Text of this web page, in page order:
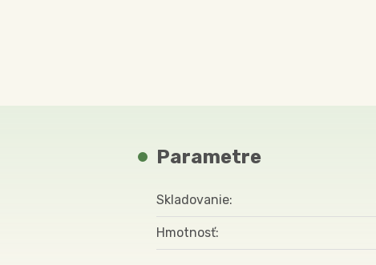
Parametre
Skladovanie
Hmotnosť